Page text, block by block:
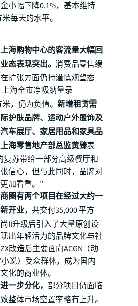
小幅下降0.1%，基本维持
每天的水平。
海购物中心的客流量大幅回
态表现突出。 消费品零售缓
扩张方面仍持谨慎观望态
海全市净吸纳量录
，仍为负值。 新增租赁需
护肤品牌、运动户外服饰及
车展厅、家居用品和家具品
海零售地产部总监黄臻表
复苏带给一部分高级餐厅和
信心，但与此同时，品牌对
加看重。”
圈有两个项目在经过大约一
开业，共交付35,000 平方
II升级后引入了大量原创设
出年轻活力的品牌文化与社
改造后主要面向ACGN（动
说）受众群体，成为国内
化的商业体。
一步分化， 部分项目仍面临
整体市场空置率略有上升。